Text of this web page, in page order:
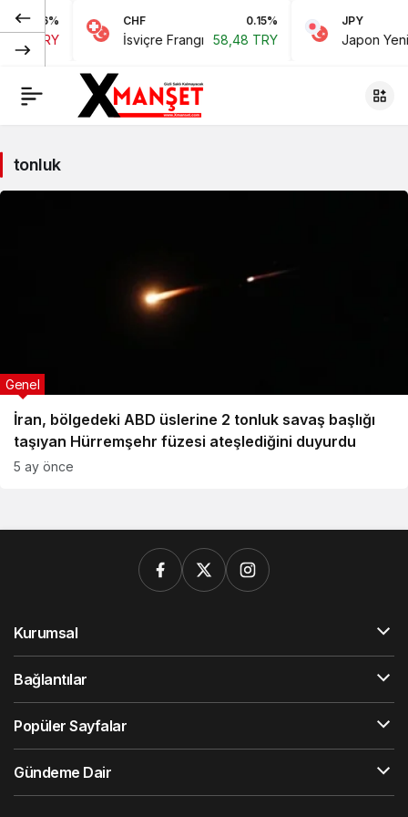
-0.06%
TRY
CHF 0.15%
İsviçre Frangı 58,48 TRY
JPY
Japon Yeni
tonluk
İran, bölgedeki ABD üslerine 2 tonluk savaş başlığı
taşıyan Hürremşehr füzesi ateşlediğini duyurdu
Genel
5 ay önce
Kurumsal
Bağlantılar
Popüler Sayfalar
Gündeme Dair